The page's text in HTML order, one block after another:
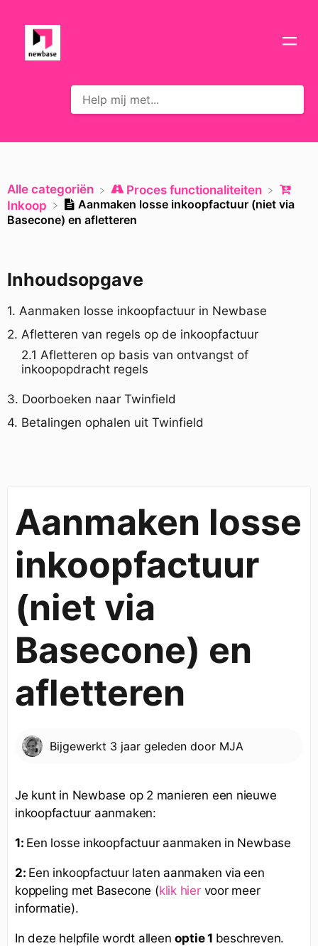
Inhoudsopgave
1. Aanmaken losse inkoopfactuur in Newbase
2. Afletteren van regels op de inkoopfactuur
2.1 Afletteren op basis van ontvangst of
inkoopopdracht regels
3. Doorboeken naar Twinfield
4. Betalingen ophalen uit Twinfield
Alle categoriën
​Proces functionaliteiten
​Inkoop
Aanmaken losse inkoopfactuur (niet via
Basecone) en afletteren
Aanmaken losse
inkoopfactuur
(niet via
Basecone) en
afletteren
Bijgewerkt 3 jaar geleden door MJA
Je kunt in Newbase op 2 manieren een nieuwe
inkoopfactuur aanmaken:
1: Een losse inkoopfactuur aanmaken in Newbase
2: Een inkoopfactuur laten aanmaken via een
koppeling met Basecone (klik hiervoor meer
informatie).
In deze helpfile wordt alleenoptie 1 beschreven.